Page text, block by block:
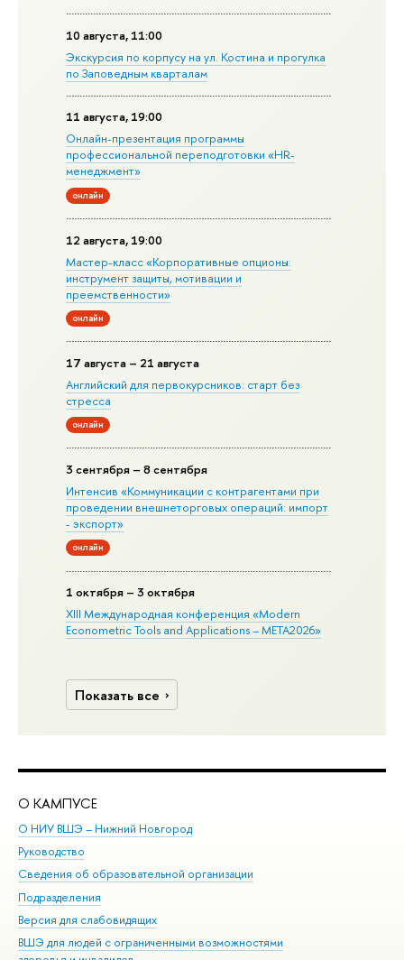
10 августа, 11:00
Экскурсия по корпусу на ул. Костина и прогулка
по Заповедным кварталам
11 августа, 19:00
Онлайн-презентация программы
профессиональной переподготовки «HR-
менеджмент»
онлайн
12 августа, 19:00
Мастер-класс «Корпоративные опционы:
инструмент защиты, мотивации и
преемственности»
онлайн
17 августа – 21 августа
Английский для первокурсников: старт без
стресса
онлайн
3 сентября – 8 сентября
Интенсив «Коммуникации с контрагентами при
проведении внешнеторговых операций: импорт
- экспорт»
онлайн
1 октября – 3 октября
XIII Международная конференция «Modern
Econometric Tools and Applications – META2026»
Показать все
О КАМПУСЕ
О НИУ ВШЭ – Нижний Новгород
Руководство
Сведения об образовательной организации
Подразделения
Версия для слабовидящих
ВШЭ для людей с ограниченными возможностями